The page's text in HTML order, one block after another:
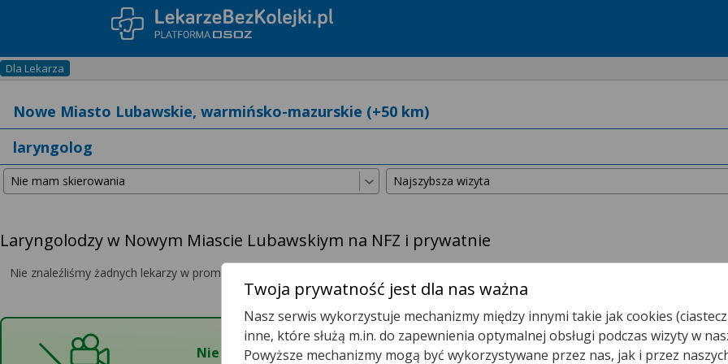
Dla Lekarza
Laryngolodzy w Nowym Miascie Lubawskiym na NFZ i prywatnie
Nie znaleźliśmy żadnych lekarzy w promieniu
Mamy dla Ciebie porady zdalne!
Nie znaleźliśmy wolnych terminów w podanej przez Ciebie lokalizacji.
Twoja prywatność jest dla nas ważna
Nasz serwis wykorzystuje mechanizmy między innymi takie jak cookies
inne, które służą m.in. do zapewnienia optymalnej obsługi podczas wizyty w
Powyższe mechanizmy mogą być wykorzystywane przez nas, jak i przez